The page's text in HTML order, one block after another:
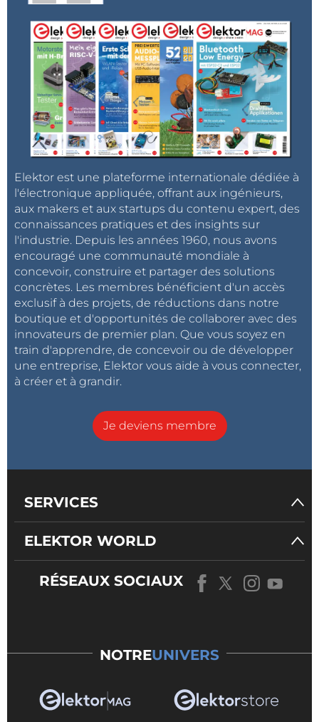
Elektor est une plateforme internationale dédiée à
l'électronique appliquée, offrant aux ingénieurs,
aux makers et aux startups du contenu expert, des
connaissances pratiques et des insights sur
l'industrie. Depuis les années 1960, nous avons
encouragé une communauté mondiale à
concevoir, construire et partager des solutions
concrètes. Les membres bénéficient d'un accès
exclusif à des projets, de réductions dans notre
boutique et d'opportunités de collaborer avec des
innovateurs de premier plan. Que vous soyez en
train d'apprendre, de concevoir ou de développer
une entreprise, Elektor vous aide à vous connecter,
à créer et à grandir.
Je deviens membre
SERVICES
ELEKTOR WORLD
RÉSEAUX SOCIAUX
NOTREUNIVERS